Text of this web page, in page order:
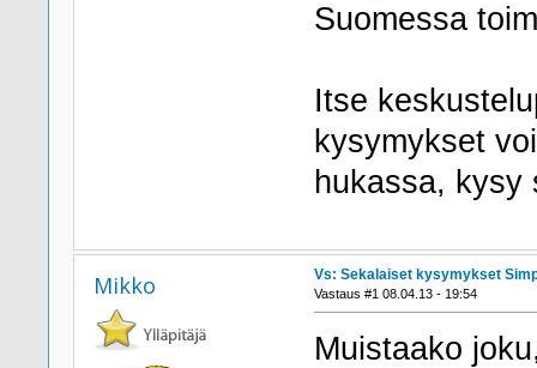
Suomessa
Itse
kysymykset
hukassa,
Mikko Vs: Sekalaiset kysymykset
Vastaus #1 08.04.13 - 19:54
Muistaako